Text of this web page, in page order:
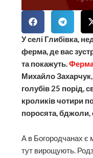
У селі Глибівка,
ферма, де вас
та покажуть.
Михайло Захарчук,
голубів 25 порід,
кроликів чотири
поросята, бджоли,
А в Богородчанах є
тут вирощують.